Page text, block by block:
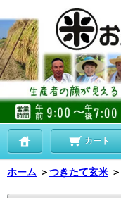
カート
ホーム ＞つきたて玄米 ＞